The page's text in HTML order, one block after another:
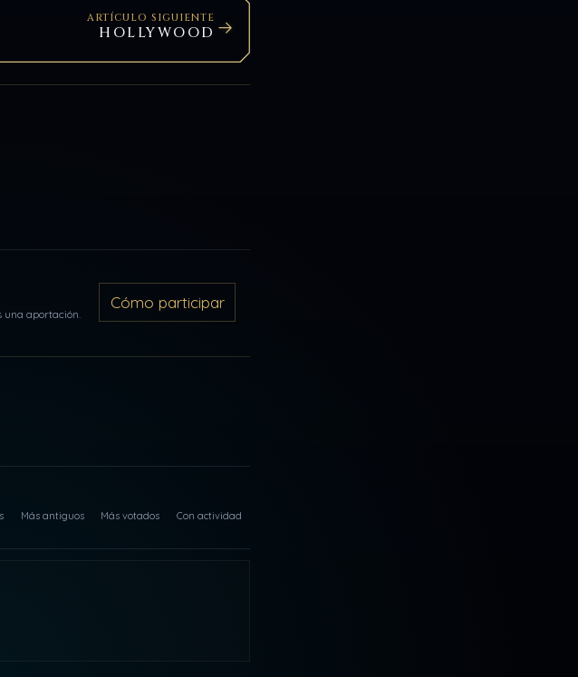
ARTÍCULO SIGUIENTE
HOLLYWOOD
aportación.
Cómo participar
Más antiguos Más votados Con actividad